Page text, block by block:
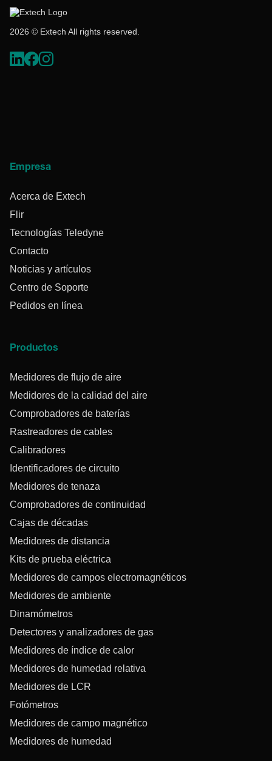
2026 © Extech All rights reserved.
Empresa
Acerca de Extech
Flir
Tecnologías Teledyne
Contacto
Noticias y artículos
Centro de Soporte
Pedidos en línea
Productos
Medidores de flujo de aire
Medidores de la calidad del aire
Comprobadores de baterías
Rastreadores de cables
Calibradores
Identificadores de circuito
Medidores de tenaza
Comprobadores de continuidad
Cajas de décadas
Medidores de distancia
Kits de prueba eléctrica
Medidores de campos electromagnéticos
Medidores de ambiente
Dinamómetros
Detectores y analizadores de gas
Medidores de índice de calor
Medidores de humedad relativa
Medidores de LCR
Fotómetros
Medidores de campo magnético
Medidores de humedad